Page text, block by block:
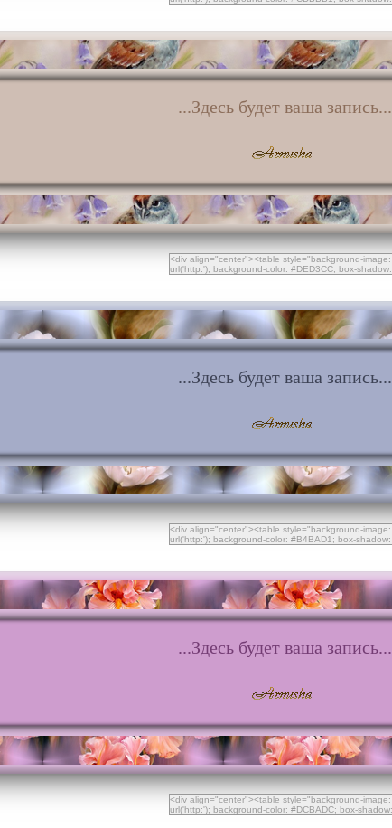
...Здесь будет ваша запись...
...Здесь будет ваша запись...
...Здесь будет ваша запись...